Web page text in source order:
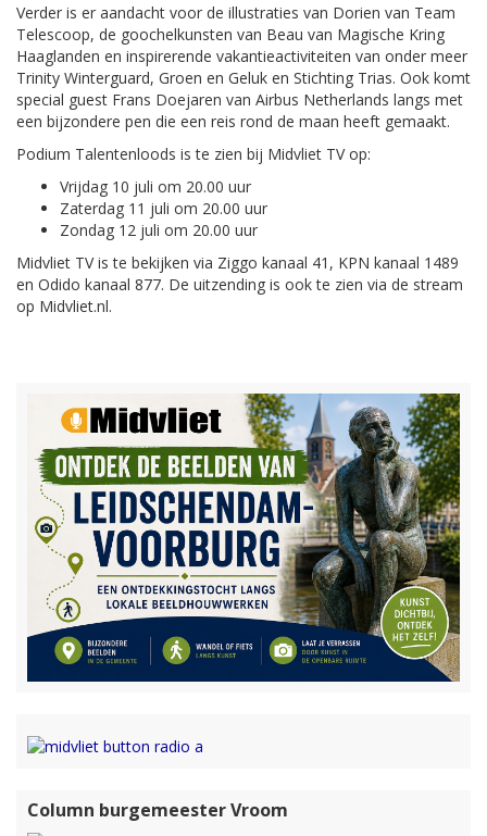
Verder is er aandacht voor de illustraties van Dorien van Team
Telescoop, de goochelkunsten van Beau van Magische Kring
Haaglanden en inspirerende vakantieactiviteiten van onder meer
Trinity Winterguard, Groen en Geluk en Stichting Trias. Ook komt
special guest Frans Doejaren van Airbus Netherlands langs met
een bijzondere pen die een reis rond de maan heeft gemaakt.
Podium Talentenloods is te zien bij Midvliet TV op:
Vrijdag 10 juli om 20.00 uur
Zaterdag 11 juli om 20.00 uur
Zondag 12 juli om 20.00 uur
Midvliet TV is te bekijken via Ziggo kanaal 41, KPN kanaal 1489
en Odido kanaal 877. De uitzending is ook te zien via de stream
op Midvliet.nl.
Column burgemeester Vroom